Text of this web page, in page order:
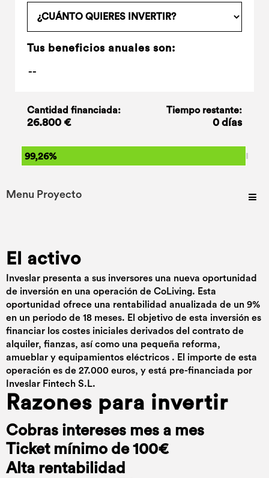
Tus beneficios anuales son:
Cantidad financiada:
26.800 €
Tiempo restante:
0 días
99,26%
Menu Proyecto
El activo
Inveslar presenta a sus inversores una nueva oportunidad
de inversión en una operación de CoLiving. Esta
oportunidad ofrece una rentabilidad anualizada de un 9%
en un periodo de 18 meses. El objetivo de esta inversión es
financiar los costes iniciales derivados del contrato de
alquiler, fianzas, así como una pequeña reforma,
amueblar y equipamientos eléctricos . El importe de esta
operación es de 27.000 euros, y está pre-financiada por
Inveslar Fintech S.L.
Razones para invertir
Cobras intereses mes a mes
Ticket mínimo de 100€
Alta rentabilidad